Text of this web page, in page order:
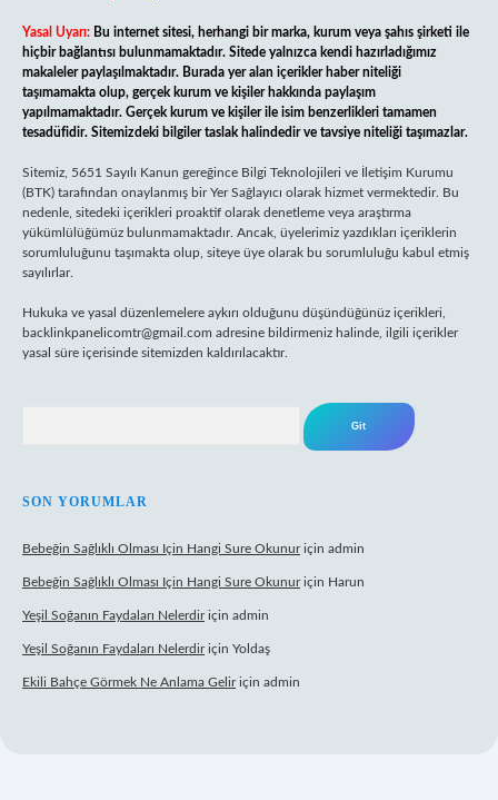
Yasal Uyarı: Bu internet sitesi, herhangi bir marka, kurum veya şahıs şirketi ile
hiçbir bağlantısı bulunmamaktadır. Sitede yalnızca kendi hazırladığımız
makaleler paylaşılmaktadır. Burada yer alan içerikler haber niteliği
taşımamakta olup, gerçek kurum ve kişiler hakkında paylaşım
yapılmamaktadır. Gerçek kurum ve kişiler ile isim benzerlikleri tamamen
tesadüfidir. Sitemizdeki bilgiler taslak halindedir ve tavsiye niteliği taşımazlar.
Sitemiz, 5651 Sayılı Kanun gereğince Bilgi Teknolojileri ve İletişim Kurumu
(BTK) tarafından onaylanmış bir Yer Sağlayıcı olarak hizmet vermektedir. Bu
nedenle, sitedeki içerikleri proaktif olarak denetleme veya araştırma
yükümlülüğümüz bulunmamaktadır. Ancak, üyelerimiz yazdıkları içeriklerin
sorumluluğunu taşımakta olup, siteye üye olarak bu sorumluluğu kabul etmiş
sayılırlar.
Hukuka ve yasal düzenlemelere aykırı olduğunu düşündüğünüz içerikleri,
backlinkpanelicomtr@gmail.com adresine bildirmeniz halinde, ilgili içerikler
yasal süre içerisinde sitemizden kaldırılacaktır.
SON YORUMLAR
Bebeğin Sağlıklı Olması Için Hangi Sure Okunuriçin admin
Bebeğin Sağlıklı Olması Için Hangi Sure Okunuriçin Harun
Yeşil Soğanın Faydaları Nelerdiriçin admin
Yeşil Soğanın Faydaları Nelerdiriçin Yoldaş
Ekili Bahçe Görmek Ne Anlama Geliriçin admin